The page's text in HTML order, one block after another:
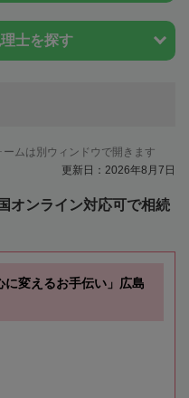
士を探す
ムは別ウィンドウで開きます
更新日：2026年8月7日
オンライン対応可で相続
に変えるお手伝い」広島